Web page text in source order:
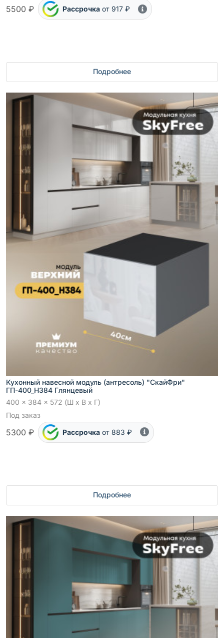
5500 ₽ Рассрочка от 917 ₽
Подробнее
Кухонный навесной модуль (антресоль) "СкайФри"
ГП-400_Н384 Глянцевый
400 x 384 x 572 (Ш x В x Г)
Под заказ
5300 ₽ Рассрочка от 883 ₽
Подробнее